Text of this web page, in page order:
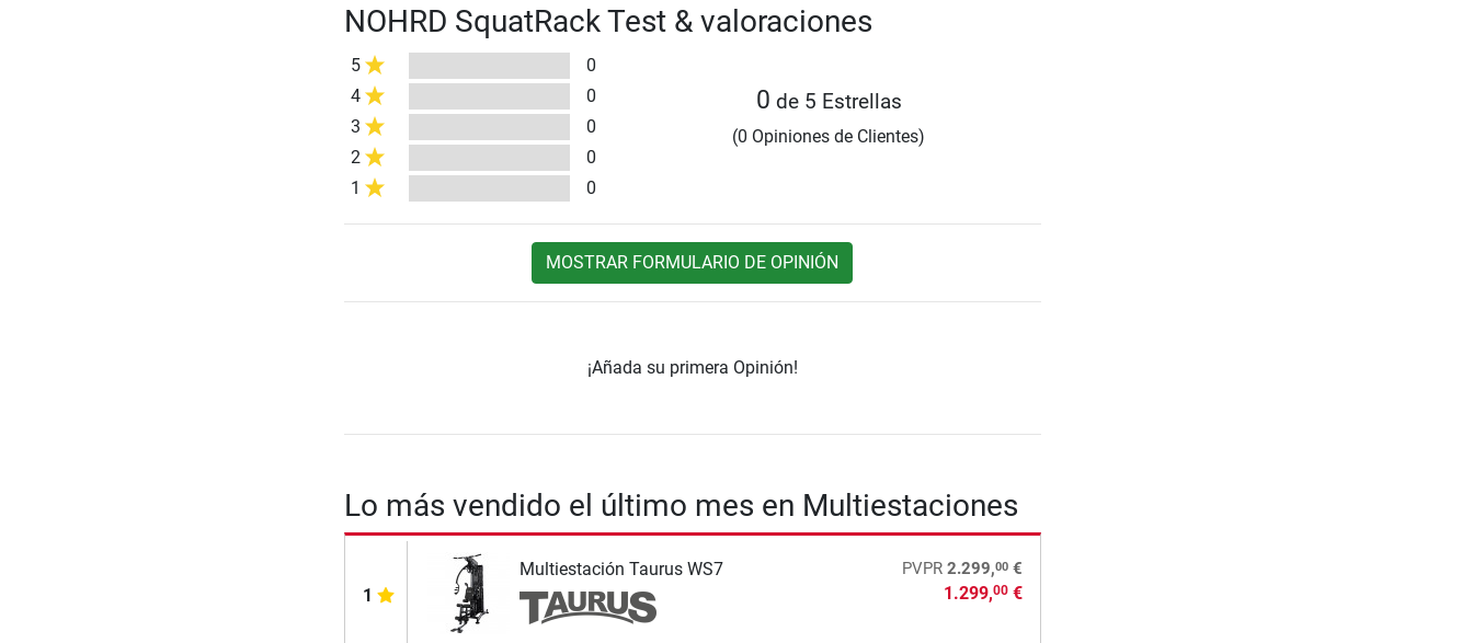
NOHRD SquatRack Test & valoraciones
5
0
4
0
3
0
2
0
1
0
0 de 5 Estrellas
(0 Opiniones de Clientes)
MOSTRAR FORMULARIO DE OPINIÓN
¡Añada su primera Opinión!
Lo más vendido el último mes en Multiestaciones
1
Multiestación Taurus WS7 PVPR 2.299,00 €
1.299,00 €